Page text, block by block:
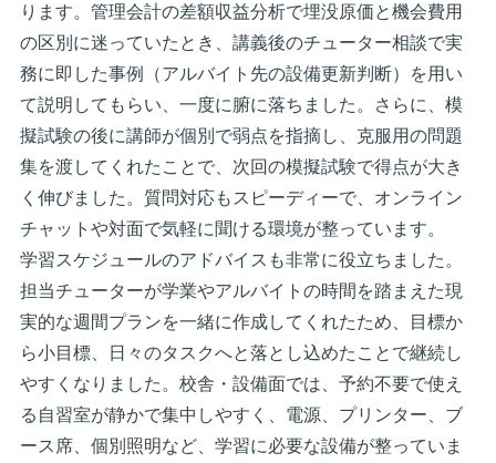
ります。管理会計の差額収益分析で埋没原価と機会費用
の区別に迷っていたとき、講義後のチューター相談で実
務に即した事例（アルバイト先の設備更新判断）を用い
て説明してもらい、一度に腑に落ちました。さらに、模
擬試験の後に講師が個別で弱点を指摘し、克服用の問題
集を渡してくれたことで、次回の模擬試験で得点が大き
く伸びました。質問対応もスピーディーで、オンライン
チャットや対面で気軽に聞ける環境が整っています。
学習スケジュールのアドバイスも非常に役立ちました。
担当チューターが学業やアルバイトの時間を踏まえた現
実的な週間プランを一緒に作成してくれたため、目標か
ら小目標、日々のタスクへと落とし込めたことで継続し
やすくなりました。校舎・設備面では、予約不要で使え
る自習室が静かで集中しやすく、電源、プリンター、ブ
ース席、個別照明など、学習に必要な設備が整っていま